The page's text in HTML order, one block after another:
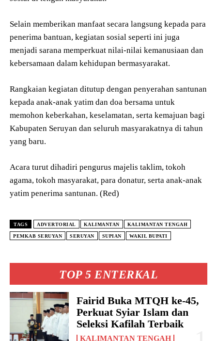
TOP 5 ENTERKAL
Fairid Buka MTQH ke-45,
Perkuat Syiar Islam dan
Seleksi Kafilah Terbaik
KALIMANTAN TENGAH
Selain memberikan manfaat secara langsung kepada para
penerima bantuan, kegiatan sosial seperti ini juga
menjadi sarana memperkuat nilai-nilai kemanusiaan dan
kebersamaan dalam kehidupan bermasyarakat.
Rangkaian kegiatan ditutup dengan penyerahan santunan
kepada anak-anak yatim dan doa bersama untuk
memohon keberkahan, keselamatan, serta kemajuan bagi
Kabupaten Seruyan dan seluruh masyarakatnya di tahun
yang baru.
Acara turut dihadiri pengurus majelis taklim, tokoh
agama, tokoh masyarakat, para donatur, serta anak-anak
yatim penerima santunan. (Red)
TAGS ADVERTORIAL KALIMANTAN KALIMANTAN TENGAH
PEMKAB SERUYAN SERUYAN SUPIAN WAKIL BUPATI